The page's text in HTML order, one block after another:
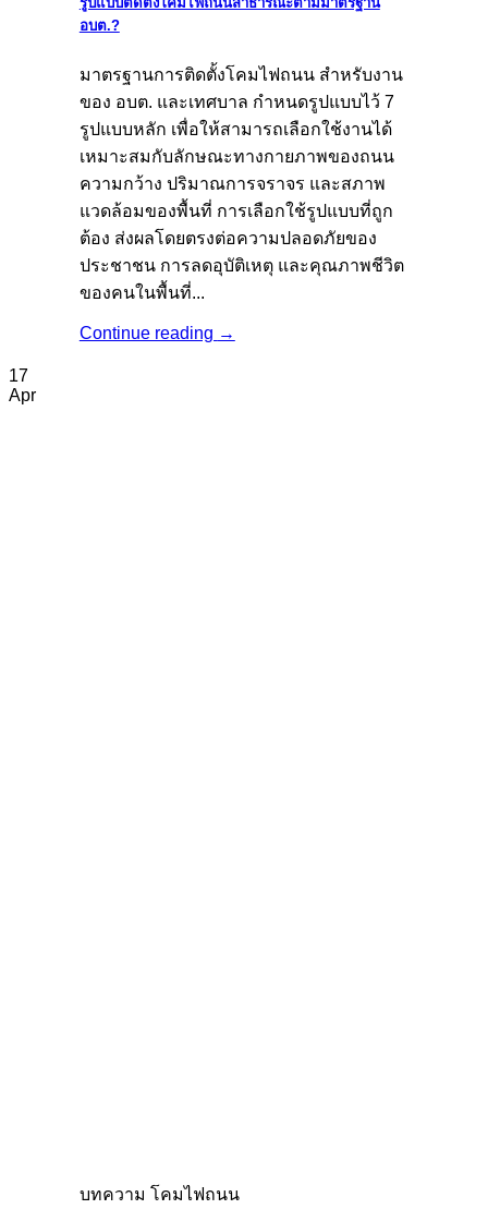
อบต.?
มาตรฐานการติดตั้งโคมไฟถนน สำหรับงาน
ของ อบต. และเทศบาล กำหนดรูปแบบไว้ 7
รูปแบบหลัก เพื่อให้สามารถเลือกใช้งานได้
เหมาะสมกับลักษณะทางกายภาพของถนน
ความกว้าง ปริมาณการจราจร และสภาพ
แวดล้อมของพื้นที่ การเลือกใช้รูปแบบที่ถูก
ต้อง ส่งผลโดยตรงต่อความปลอดภัยของ
ประชาชน การลดอุบัติเหตุ และคุณภาพชีวิต
ของคนในพื้นที่...
Continue reading →
17
Apr
บทความ โคมไฟถนน